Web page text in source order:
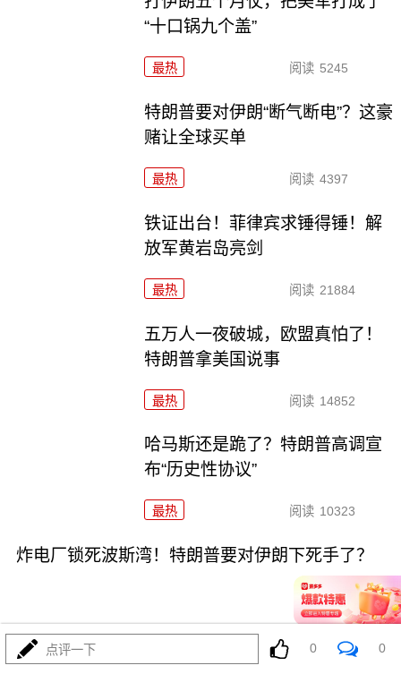
“十口锅九个盖”
最热 阅读 5245
特朗普要对伊朗“断气断电”？这豪
赌让全球买单
最热 阅读 4397
铁证出台！菲律宾求锤得锤！解
放军黄岩岛亮剑
最热 阅读 21884
五万人一夜破城，欧盟真怕了！
特朗普拿美国说事
最热 阅读 14852
哈马斯还是跪了？特朗普高调宣
布“历史性协议”
最热 阅读 10323
炸电厂锁死波斯湾！特朗普要对伊朗下死手了？
点评一下 0 0